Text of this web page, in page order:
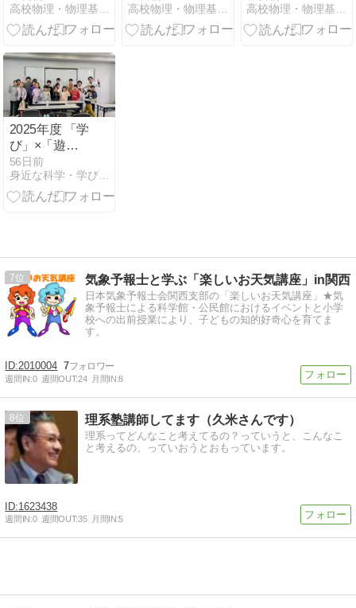
1・高2・高3
別 夏休みロー
つの科学的原
高校物理・物理基礎の苦手克服サイト│まことの高校物理教室
来の自分が他
人に見える脳
高校物理・物理基礎の苦手克服サイト│まことの高校物理教室
こと」だった
― 教えるつも
高校物理・物理基礎の苦手克服サイト│まことの高校物理教室
2025年度 「学
び」×「遊
び」実験教室
の研究発表会
を行いました
56日前
身近な科学・学びを遊びに
7 気象予報士と学ぶ「楽しいお天気講座」in関西
日本気象予報士会関西支部の「楽しいお天気講座」★気
象予報士による科学館・公民館におけるイベントと小学
校への出前授業により、子どもの知的好奇心を育てま
す。
2010004 7
週間IN:0 週間OUT:24 月間IN:8
8 理系塾講師してます（久米さんです）
理系ってどんなこと考えてるの？っていうと、こんなこ
と考えるの、っていおうとおもっています。
1623438
週間IN:0 週間OUT:35 月間IN:5